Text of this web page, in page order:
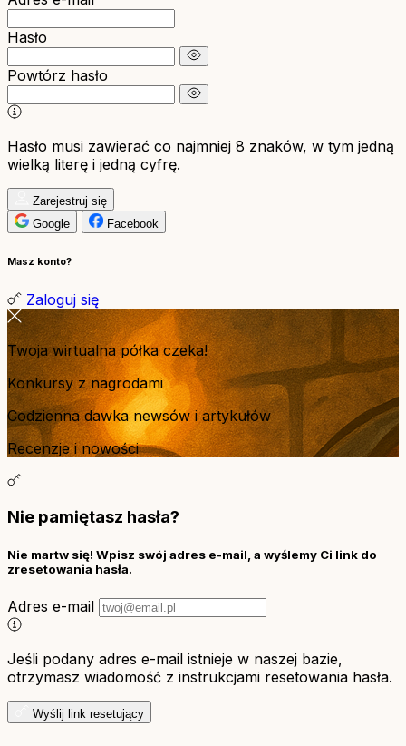
Hasło
Powtórz hasło
Hasło musi zawierać co najmniej 8 znaków, w tym jedną
wielką literę i jedną cyfrę.
Zarejestruj się
Google
Facebook
Masz konto?
Zaloguj się
Twoja wirtualna półka czeka!
Konkursy z nagrodami
Codzienna dawka newsów i artykułów
Recenzje i nowości
Nie pamiętasz hasła?
Nie martw się! Wpisz swój adres e-mail, a wyślemy Ci link do
zresetowania hasła.
Adres e-mail
Jeśli podany adres e-mail istnieje w naszej bazie,
otrzymasz wiadomość z instrukcjami resetowania hasła.
Wyślij link resetujący